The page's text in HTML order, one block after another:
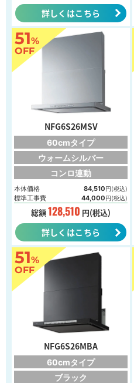
詳しくはこちら
51%
OFF
NFG6S26MSV
60cmタイプ
ウォームシルバー
コンロ連動
本体価格 84,510円(税込)
標準工事費 44,000円(税込)
総額128,510 円(税込)
詳しくはこちら
51%
OFF
NFG6S26MBA
60cmタイプ
ブラック